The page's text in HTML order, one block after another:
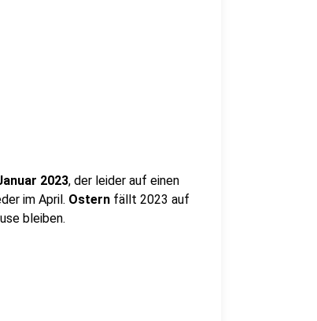
2023, der leider auf einen
im April. Ostern fällt 2023 auf
bleiben.